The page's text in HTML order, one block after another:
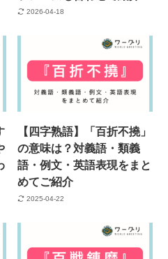
2026-04-18
【四字熟語】「百折不撓」
の意味は？対義語・類義
語・例文・英語表現をまと
めてご紹介
2025-04-22